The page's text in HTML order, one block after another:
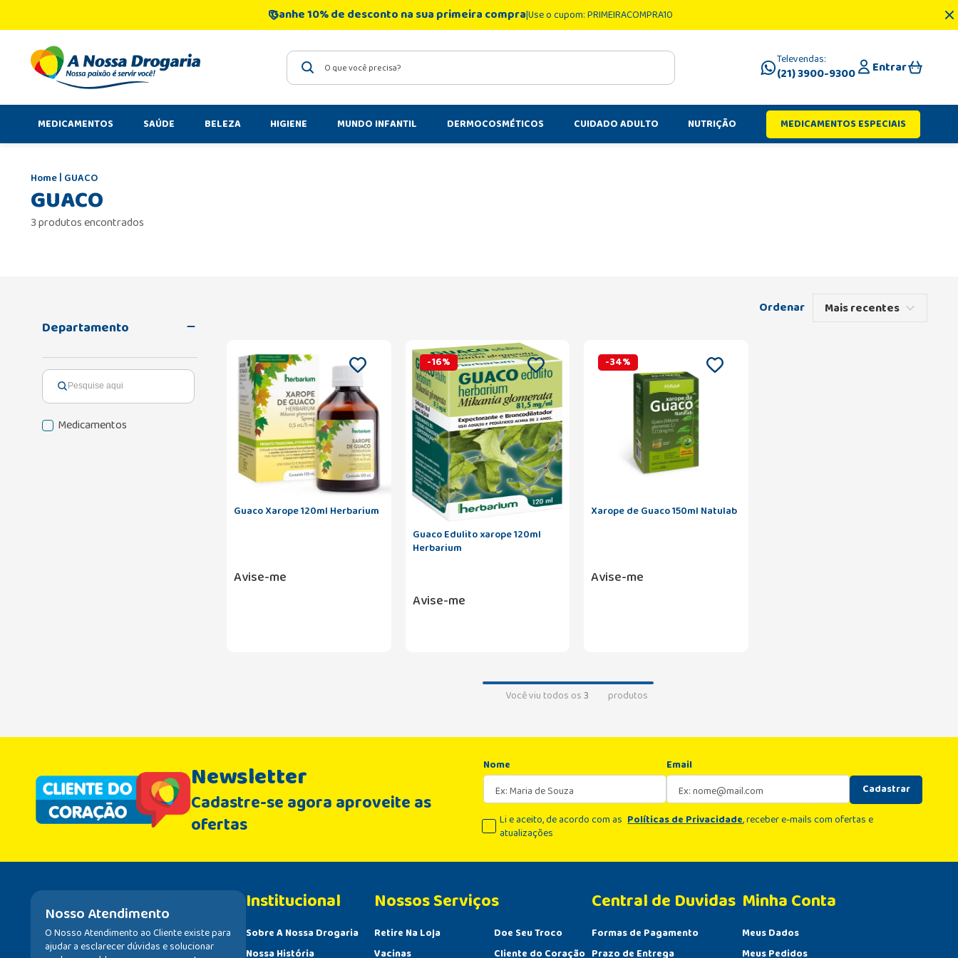
Ganhe 10% de desconto na sua primeira compraUse o cupom: PRIMEIRACOMPRA10
O que você precisa? Televendas:
(21) 3900-9300 Entrar
MEDICAMENTOS SAÚDE BELEZA HIGIENE MUNDO INFANTIL DERMOCOSMÉTICOS CUIDADO ADULTO NUTRIÇÃO MEDICAMENTOS ESPECIAIS
GUACO
GUACO
3 produtos encontrados
Departamento
Medicamentos
Mais recentes
Guaco Xarope 120ml Herbarium
Avise-me
-16%
Guaco Edulito xarope 120ml
Herbarium
Avise-me
-34%
Xarope de Guaco 150ml Natulab
Avise-me
Você viu todos os3 produtos
Newsletter
Cadastre-se agora aproveite as
ofertas
Nome
Email
Cadastrar
Li e aceito, de acordo com as Políticas de Privacidade, receber e-mails com ofertas e
atualizações
Nosso Atendimento
O Nosso Atendimento ao Cliente existe para
ajudar a esclarecer dúvidas e solucionar
Institucional
Sobre A Nossa Drogaria
Nossa História
Retire Na Loja
Vacinas
Doe Seu Troco
Cliente do Coração
Central de Duvidas
Formas de Pagamento
Prazo de Entrega
Minha Conta
Meus Dados
Meus Pedidos